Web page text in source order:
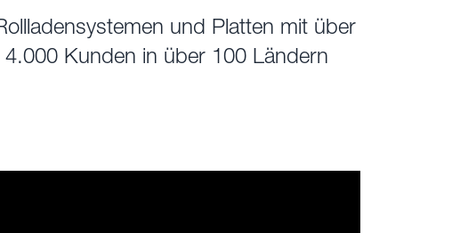
und Platten mit über
Kunden in über 100 Ländern